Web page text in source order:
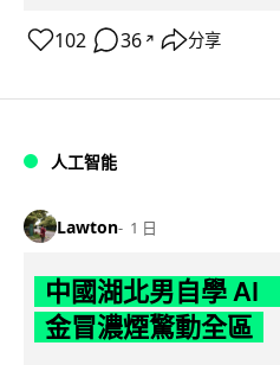
102 36 ↗ 分享
人工智能
Lawton 1 日
中國湖北男自學 AI
金冒濃煙驚動全區